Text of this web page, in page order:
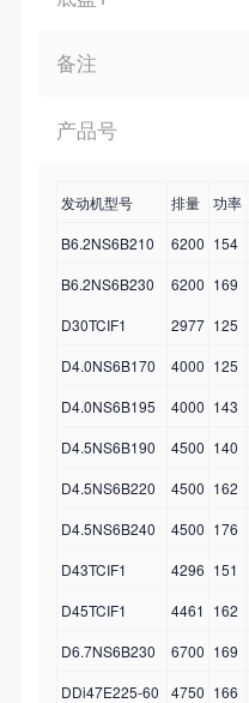
备注
产品号
发动机型号 排量 功率
B6.2NS6B210
6200 154
B6.2NS6B230
6200 169
D30TCIF1
2977 125
D4.0NS6B170
4000 125
D4.0NS6B195
4000 143
D4.5NS6B190
4500 140
D4.5NS6B220
4500 162
D4.5NS6B240
4500 176
D43TCIF1
4296 151
D45TCIF1
4461 162
D6.7NS6B230
6700 169
DDi47E225-60
4750 166